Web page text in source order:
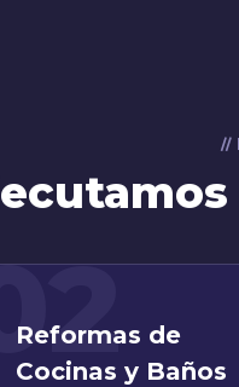
//
Reformas de
Cocinas y Baños